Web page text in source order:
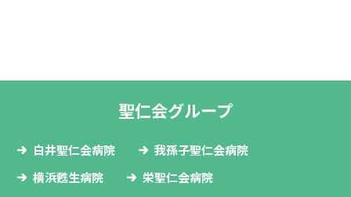
聖仁会グループ
白井聖仁会病院
我孫子聖仁会病院
横浜甦生病院
栄聖仁会病院